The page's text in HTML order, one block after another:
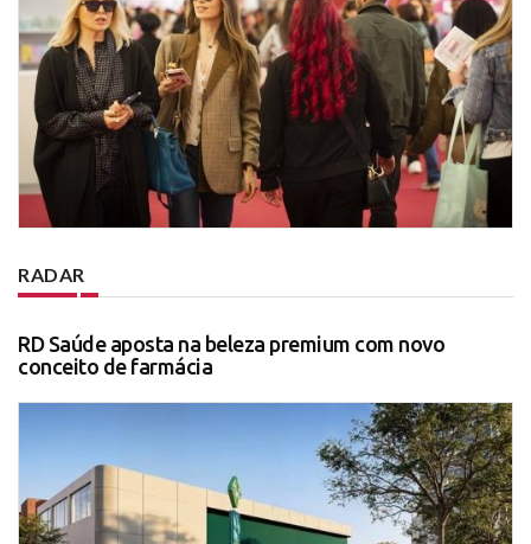
RADAR
RD Saúde aposta na beleza premium com novo
conceito de farmácia